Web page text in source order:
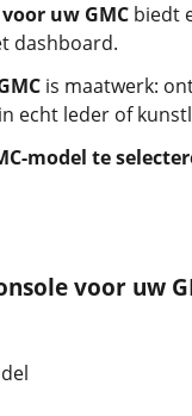
uw GMC biedt
dashboard.
is maatwerk:
echt leder of
model te
voor uw